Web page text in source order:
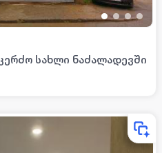
••••
სახლი ნაძალადევში